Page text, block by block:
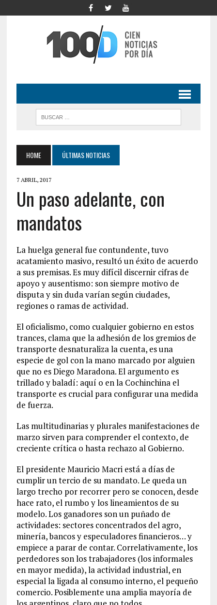
HOME ÚLTIMAS NOTICIAS
7 ABRIL, 2017
Un paso adelante, con
mandatos
La huelga general fue contundente, tuvo
acatamiento masivo, resultó un éxito de acuerdo
a sus premisas. Es muy difícil discernir cifras de
apoyo y ausentismo: son siempre motivo de
disputa y sin duda varían según ciudades,
regiones o ramas de actividad.
El oficialismo, como cualquier gobierno en estos
trances, clama que la adhesión de los gremios de
transporte desnaturaliza la cuenta, es una
especie de gol con la mano marcado por alguien
que no es Diego Maradona. El argumento es
trillado y baladí: aquí o en la Cochinchina el
transporte es crucial para configurar una medida
de fuerza.
Las multitudinarias y plurales manifestaciones de
marzo sirven para comprender el contexto, de
creciente crítica o hasta rechazo al Gobierno.
El presidente Mauricio Macri está a días de
cumplir un tercio de su mandato. Le queda un
largo trecho por recorrer pero se conocen, desde
hace rato, el rumbo y los lineamientos de su
modelo. Los ganadores son un puñado de
actividades: sectores concentrados del agro,
minería, bancos y especuladores financieros… y
empiece a parar de contar. Correlativamente, los
perdedores son los trabajadores (los informales
en mayor medida), la actividad industrial, en
especial la ligada al consumo interno, el pequeño
comercio. Posiblemente una amplia mayoría de